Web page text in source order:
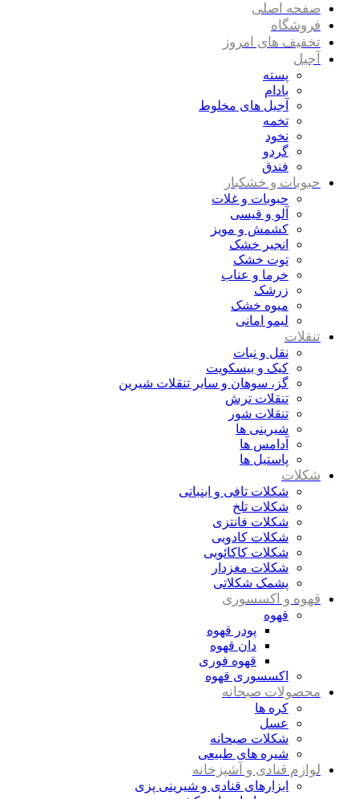
صفحه اصلی
فروشگاه
تخفیف های امروز
آجیل
پسته
بادام
آجیل های مخلوط
تخمه
نخود
گردو
فندق
حبوبات و خشکبار
حبوبات و غلات
آلو و قیسی
کشمش و مویز
انجیر خشک
توت خشک
خرما و عناب
زرشک
میوه خشک
لیمو امانی
تنقلات
نقل و نبات
کیک و بیسکویت
گز، سوهان و سایر تنقلات شیرین
تنقلات ترش
تنقلات شور
شیرینی ها
آدامس ها
پاستیل ها
شکلات
شکلات تافی و ابنباتی
شکلات تلخ
شکلات فانتزی
شکلات کادویی
شکلات کاکائویی
شکلات مغزدار
پشمک شکلاتی
قهوه و اکسسوری
قهوه
پودر قهوه
دان قهوه
قهوه فوری
اکسسوری قهوه
محصولات صبحانه
کره ها
عسل
شکلات صبحانه
شیره های طبیعی
لوازم قنادی و آشپزخانه
ابزارهای قنادی و شیرینی پزی